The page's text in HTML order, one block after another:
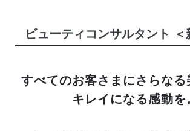
ビューティコンサルタント ＜
すべてのお客さまにさらなる
キレイになる感動を